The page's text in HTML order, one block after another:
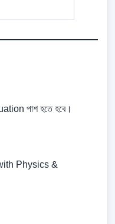
পাশ হতে হবে।
Physics &